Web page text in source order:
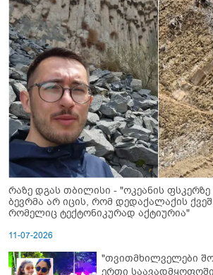
რაზე დგას თბილისი - "ოკეანის ფსკერზე
ბევრმა არ იცის, რომ დედაქალაქის
რომელიც ტექტონიკურად აქტიურია"
11-07-2026
"თვითმხილველები
ერთი